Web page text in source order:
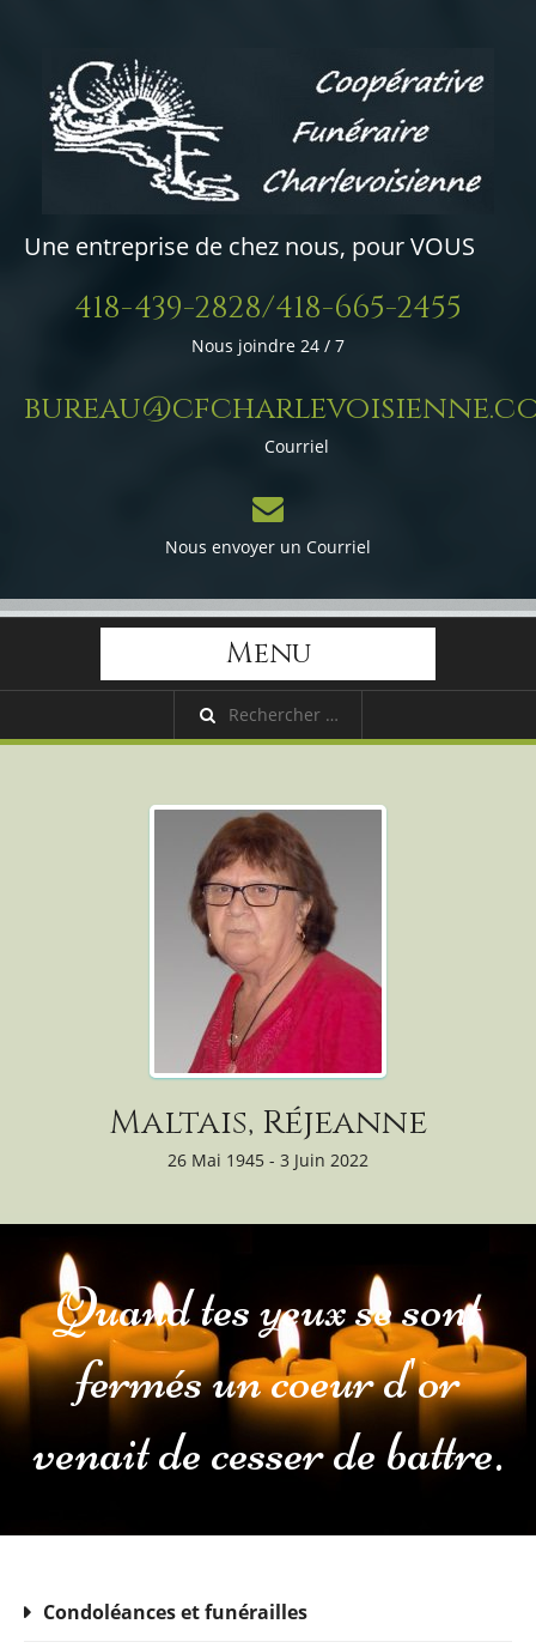
Une entreprise de chez nous, pour VOUS
418-439-2828/418-665-2455
Nous joindre 24 / 7
Courriel
Nous envoyer un Courriel
Menu
Maltais, Réjeanne
26 Mai 1945 - 3 Juin 2022
Quand tes yeux se sont
fermés un coeur d'or
venait de cesser de battre.
Condoléances et funérailles